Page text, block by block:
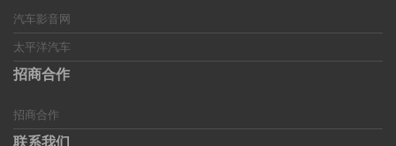
汽车影音网
太平洋汽车
招商合作
招商合作
联系我们